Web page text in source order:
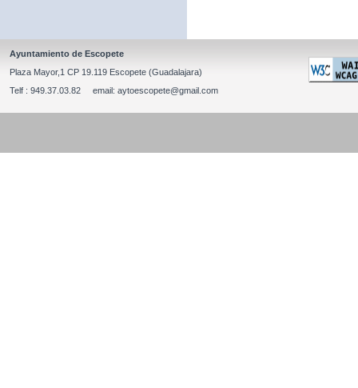
Ayuntamiento de Escopete
Plaza Mayor,1 CP 19.119 Escopete (Guadalajara)
Telf : 949.37.03.82 email: aytoescopete@gmail.com